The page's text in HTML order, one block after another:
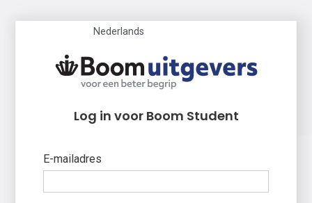
Nederlands
Log in voor Boom Student
E-mailadres